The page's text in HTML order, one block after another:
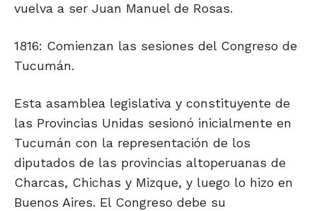
vuelva a ser Juan Manuel de Rosas.
1816: Comienzan las sesiones del Congreso de
Tucumán.
Esta asamblea legislativa y constituyente de
las Provincias Unidas sesionó inicialmente en
Tucumán con la representación de los
diputados de las provincias altoperuanas de
Charcas, Chichas y Mizque, y luego lo hizo en
Buenos Aires. El Congreso debe su